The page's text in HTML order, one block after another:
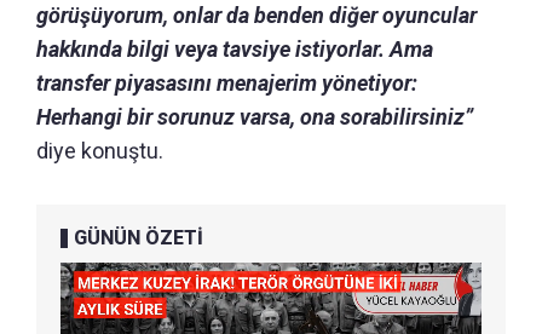
görüşüyorum, onlar da benden diğer oyuncular
hakkında bilgi veya tavsiye istiyorlar. Ama
transfer piyasasını menajerim yönetiyor:
Herhangi bir sorunuz varsa, ona sorabilirsiniz”
diye konuştu.
GÜNÜN ÖZETİ